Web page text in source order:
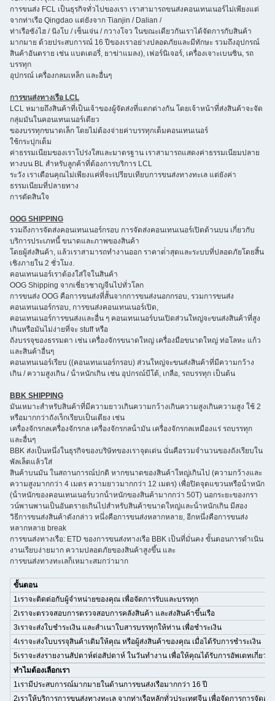
การขนส่ง FCL เป็นธุรกิจทั่วไปของเรา เราสามารถขนส่งคอนเทนเนอร์ไม่เพียงแต่
จากท่าเรือ Qingdao แต่ยังจาก Tianjin / Dalian /
ท่าเรือซังไฮ / นิงโบ / เซ็นเจ่น / กวางโจว ในขณะเดียวกันเราได้จัดการกับสินค้า
มากมาย ด้วยประสบการณ์ 16 ปีของเราอย่างปลอดภัยและมีทักษะ รวมถึงอุปกรณ์
สินค้าอันตราย เช่น แบตเตอรี่, ยาฆ่าแมลง), เฟอร์นิเจอร์, เครื่องเจาะเบนซิน, รถ
บรรทุก
อุปกรณ์ เครื่องกลมเหล็ก และอื่นๆ
การขนส่งทางเรือ LCL
LCL หมายถึงสินค้าที่เป็นเจ้าของผู้จัดส่งที่แตกต่างกัน โดยเจ้าหน้าที่ส่งสินค้าจะจัด
กลุ่มมันในคอนเทนเนอร์เดียว
ของบรรทุกขนาดเล็ก โดยไม่ต้องจ่ายค่าบรรทุกเต็มคอนเทนเนอร์
ใช้กระปุกเต็ม
ค่าธรรมเนียมของเราโปร่งใสและมาตรฐาน เราสามารถแสดงค่าธรรมเนียมปลาย
ทางบน BL สําหรับลูกค้าที่ต้องการบริการ LCL
ระวัง เราเตือนคุณไม่เพียงแค่ที่จะเปรียบเทียบการขนส่งทางทะเล แต่ยังค่า
ธรรมเนียมที่ปลายทาง
การตัดสินใจ
OOG SHIPPING
รวมถึงการจัดส่งคอนเทนเนอร์กรอบ การจัดส่งคอนเทนเนอร์เปิดด้านบน เกี่ยวกับ
บริการประเภทนี้ ขนาดและภาพของสินค้า
โดยผู้ส่งสินค้า, แล้วเราสามารถทํางานออก ราคาต่ําสุดและระบบที่ปลอดภัยโดยสิ้น
เชิงภายใน 2 ชั่วโมง.
คอนเทนเนอร์เราต้องใส่ใจในสินค้า
OOG Shipping จากเชี่ยวชาญจีนไปทั่วโลก
การขนส่ง OOG คือการขนส่งที่สั้นจากการขนส่งนอกกรอบ, รวมการขนส่ง
คอนเทนเนอร์กรอบ, การขนส่งคอนเทนเนอร์เปิด,
คอนเทนเนอร์การขนส่งและอื่น ๆ คอนเทนเนอร์บนเปิดส่วนใหญ่จะขนส่งสินค้าที่สูง
เกินหรือมันไม่ง่ายที่จะ stuff หรือ
ถังบรรจุของธรรมดา เช่น เครื่องจักรขนาดใหญ่ เครื่องมือขนาดใหญ่ ท่อโลหะ แก้ว
และสินค้าอื่นๆ
คอนเทนเนอร์เรียบ ((คอนเทนเนอร์กรอบ) ส่วนใหญ่จะขนส่งสินค้าที่มีความกว้าง
เกิน / ความสูงเกิน / น้ําหนักเกิน เช่น อุปกรณ์บีโต้, เกลือ, รถบรรทุก เป็นต้น
BBK SHIPPING
มันเหมาะสําหรับสินค้าที่มีความยาวเกินความกว้างเกินความสูงเกินความสูง ใช้ 2
หรือมากกว่าถังเร็กเรียบเป็นเตียง เช่น
เครื่องจักรกลเครื่องจักรกล เครื่องจักรกลน้ํามัน เครื่องจักรกลเหมืองแร่ รถบรรทุก
และอื่นๆ
BBK ส่งเป็นหนึ่งในธุรกิจของบริษัทของเราจุดเด่น นั่นคือรวมจํานวนของถังเรียบใน
พัลเล็ตแล้วใส่
สินค้าบนมัน ในสถานการณ์ปกติ หากขนาดของสินค้าใหญ่เกินไป (ความกว้างและ
ความสูงมากกว่า 4 เมตร ความยาวมากกว่า 12 เมตร) เพื่อปิดจุดแขวนหรือน้ําหนัก
(น้ําหนักของคอนเทนเนอร์บวกน้ําหนักของสินค้ามากกว่า 50T) นอกระยะของกรา
วน์พานพานเป็นอันตรายเกินไปสําหรับสินค้าขนาดใหญ่และน้ําหนักเกิน มีสอง
วิธีการขนส่งสินค้าดังกล่าว หนึ่งคือการขนส่งหลากหลาย, อีกหนึ่งคือการขนส่ง
หลากหลาย break
การขนส่งทางเรือ: ETD ของการขนส่งทางเรือ BBK เป็นที่มั่นคง ขั้นตอนการดําเนิน
งานเรียบง่ายมาก ความปลอดภัยของสินค้าสูงขึ้น และ
การขนส่งทางทะเลก็เหมาะสมกว่ามาก
ขั้นตอน
1เราจะติดต่อกับผู้จําหน่ายของคุณ เพื่อจัดการรับและบรรทุก
2เราจะตรวจสอบการตรวจสอบการคลังสินค้า และส่งสินค้าขึ้นเรือ
3เราจะส่งใบชําระเงิน และสําเนาใบสารบรรทุกให้ท่าน เพื่อชําระเงิน
4เราจะส่งใบบรรจุสินค้าเดิมให้คุณ หรือผู้ส่งสินค้าของคุณ เมื่อได้รับการชําระเงิน
5เราจะส่งรายงานสัปดาห์ต่อสัปดาห์ ในวันทํางาน เพื่อให้คุณได้รับการอัพเดทเกี่ยว
ทําไมต้องเลือกเรา
1เรามีประสบการณ์มากมายในด้านการขนส่งเรือมากกว่า 16 ปี
2เราให้บริการการขนส่งทางทะเล จากท่าเรือหลักทั่วประเทศจีน เพื่อจัดการการจัดส่